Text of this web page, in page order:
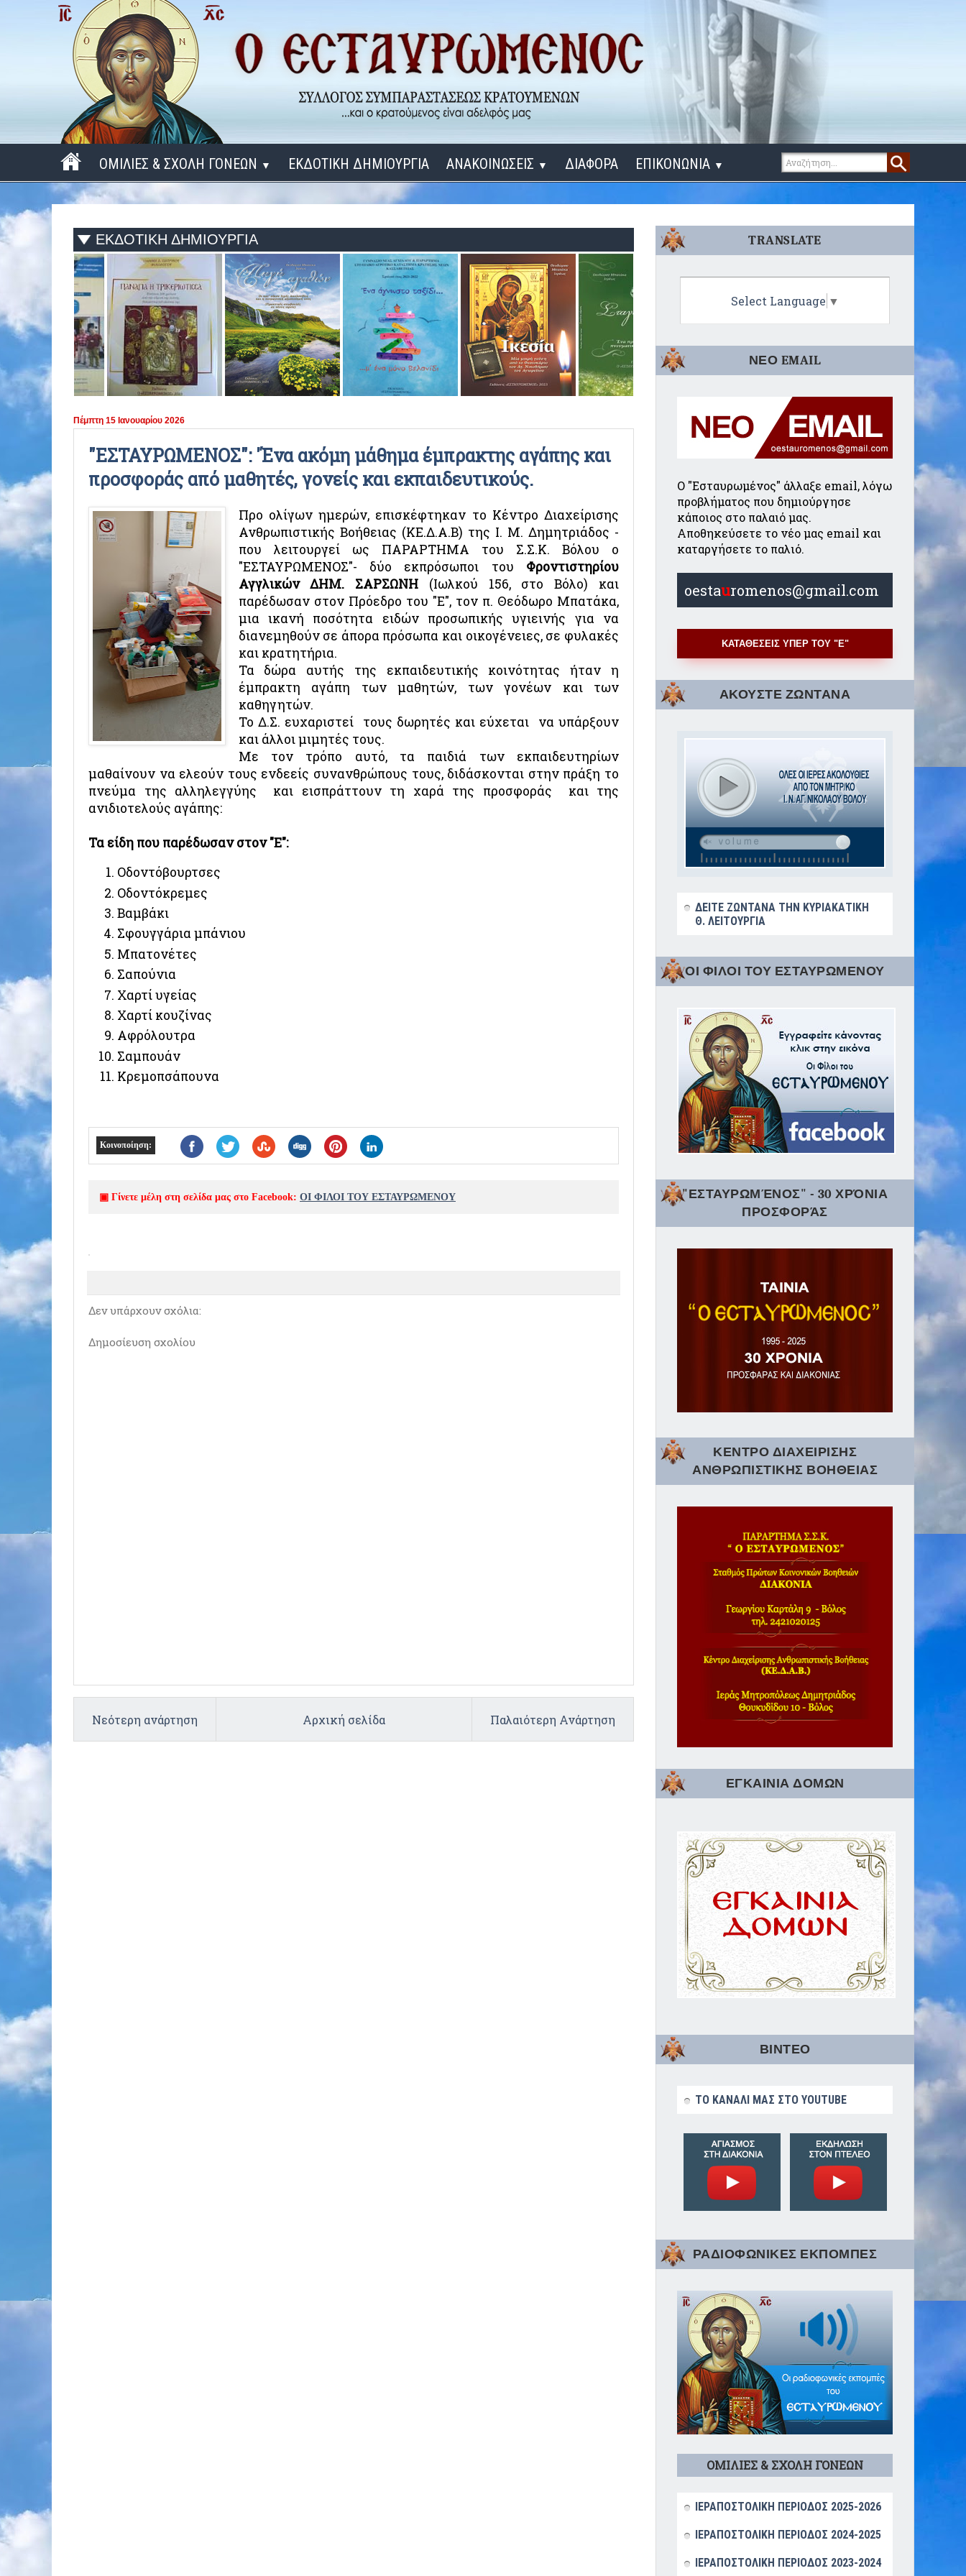
ΟΜΙΛΙΕΣ & ΣΧΟΛΗ ΓΟΝΕΩΝ ▼
ΠΕΡΙΟΔΟΣ 2025 - 2026
ΠΕΡΙΟΔΟΣ 2024 - 2025
ΠΕΡΙΟΔΟΣ 2023 - 2024
ΠΕΡΙΟΔΟΣ 2022 - 2023
ΠΕΡΙΟΔΟΣ 2021 - 2022
ΠΕΡΙΟΔΟΣ 2020 - 2021
ΠΕΡΙΟΔΟΣ 2017 - 2018
ΠΕΡΙΟΔΟΣ 2016 - 2017
ΠΕΡΙΟΔΟΣ 2015 - 2016
ΠΕΡΙΟΔΟΣ 2014 - 2015
ΕΚΔΟΤΙΚΗ ΔΗΜΙΟΥΡΓΙΑ ΑΝΑΚΟΙΝΩΣΕΙΣ ▼
ΔΙΔΑΞΟΝ ΜΕ, ΚΥΡΙΕ
ΓΙΑ ΤΟΥΣ ΜΙΚΡΟΥΣ ΜΑΣ ΦΙΛΟΥΣ
ΡΑΔΙΟΦΩΝΙΚΕΣ ΕΚΠΟΜΠΕΣ
ΒΙΝΤΕΟ
ΔΙΑΦΟΡΑ ΕΠΙΚΟΝΩΝΙΑ ▼
ΕΚΔΟΤΙΚΗ ΔΗΜΙΟΥΡΓΙΑ
Πέμπτη 15 Ιανουαρίου 2026
"ΕΣΤΑΥΡΩΜΕΝΟΣ": 'Ένα ακόμη μάθημα έμπρακτης αγάπης και
προσφοράς από μαθητές, γονείς και εκπαιδευτικούς.
Προ ολίγων ημερών, επισκέφτηκαν το Κέντρο Διαχείρισης
Ανθρωπιστικής Βοήθειας (ΚΕ.Δ.Α.Β) της Ι. Μ. Δημητριάδος -
που λειτουργεί ως ΠΑΡΑΡΤΗΜΑ του Σ.Σ.Κ. Βόλου ο
"ΕΣΤΑΥΡΩΜΕΝΟΣ"- δύο εκπρόσωποι του Φροντιστηρίου
Αγγλικών ΔΗΜ. ΣΑΡΣΩΝΗ (Ιωλκού 156, στο Βόλο) και
παρέδωσαν στον Πρόεδρο του "Ε", τον π. Θεόδωρο Μπατάκα,
μια ικανή ποσότητα ειδών προσωπικής υγιεινής για να
διανεμηθούν σε άπορα πρόσωπα και οικογένειες, σε φυλακές
και κρατητήρια.
Τα δώρα αυτής της εκπαιδευτικής κοινότητας ήταν η
έμπρακτη αγάπη των μαθητών, των γονέων και των
καθηγητών.
Το Δ.Σ. ευχαριστεί τους δωρητές και εύχεται να υπάρξουν
και άλλοι μιμητές τους.
Με τον τρόπο αυτό, τα παιδιά των εκπαιδευτηρίων
μαθαίνουν να ελεούν τους ενδεείς συνανθρώπους τους, διδάσκονται στην πράξη το
πνεύμα της αλληλεγγύης και εισπράττουν τη χαρά της προσφοράς και της
ανιδιοτελούς αγάπης:
Τα είδη που παρέδωσαν στον "Ε":
Οδοντόβουρτσες
Οδοντόκρεμες
Βαμβάκι
Σφουγγάρια μπάνιου
Μπατονέτες
Σαπούνια
Χαρτί υγείας
Χαρτί κουζίνας
Αφρόλουτρα
Σαμπουάν
Κρεμοπσάπουνα
Κοινοποίηση:
▣ Γίνετε μέλη στη σελίδα μας στο Facebook: ΟΙ ΦΙΛΟΙ ΤΟΥ ΕΣΤΑΥΡΩΜΕΝΟΥ
Δεν υπάρχουν σχόλια:
Δημοσίευση σχολίου
Νεότερη ανάρτηση Παλαιότερη Ανάρτηση
Αρχική σελίδα
TRANSLATE
Select Language ▼
ΝΕΟ EMAIL
Ο "Εσταυρωμένος" άλλαξε email, λόγω
προβλήματος που δημιούργησε
κάποιος στο παλαιό μας.
Αποθηκεύσετε το νέο μας email και
καταργήσετε το παλιό.
oestauromenos@gmail.com
ΚΑΤΑΘΕΣΕΙΣ ΥΠΕΡ ΤΟΥ "Ε"
ΑΚΟΥΣΤΕ ΖΩΝΤΑΝΑ
ΔΕΙΤΕ ΖΩΝΤΑΝΑ ΤΗΝ ΚΥΡΙΑΚΑΤΙΚΗ
Θ. ΛΕΙΤΟΥΡΓΙΑ
ΟΙ ΦΙΛΟΙ ΤΟΥ ΕΣΤΑΥΡΩΜΕΝΟΥ
"ΕΣΤΑΥΡΩΜΈΝΟΣ" - 30 ΧΡΌΝΙΑ
ΠΡΟΣΦΟΡΆΣ
ΚΕΝΤΡΟ ΔΙΑΧΕΙΡΙΣΗΣ
ΑΝΘΡΩΠΙΣΤΙΚΗΣ ΒΟΗΘΕΙΑΣ
ΕΓΚΑΙΝΙΑ ΔΟΜΩΝ
ΒΙΝΤΕΟ
ΤΟ ΚΑΝΑΛΙ ΜΑΣ ΣΤΟ YOUTUBE
ΡΑΔΙΟΦΩΝΙΚΕΣ ΕΚΠΟΜΠΕΣ
ΟΜΙΛΙΕΣ & ΣΧΟΛΗ ΓΟΝΕΩΝ
ΙΕΡΑΠΟΣΤΟΛΙΚΗ ΠΕΡΙΟΔΟΣ 2025-2026
ΙΕΡΑΠΟΣΤΟΛΙΚΗ ΠΕΡΙΟΔΟΣ 2024-2025
ΙΕΡΑΠΟΣΤΟΛΙΚΗ ΠΕΡΙΟΔΟΣ 2023-2024